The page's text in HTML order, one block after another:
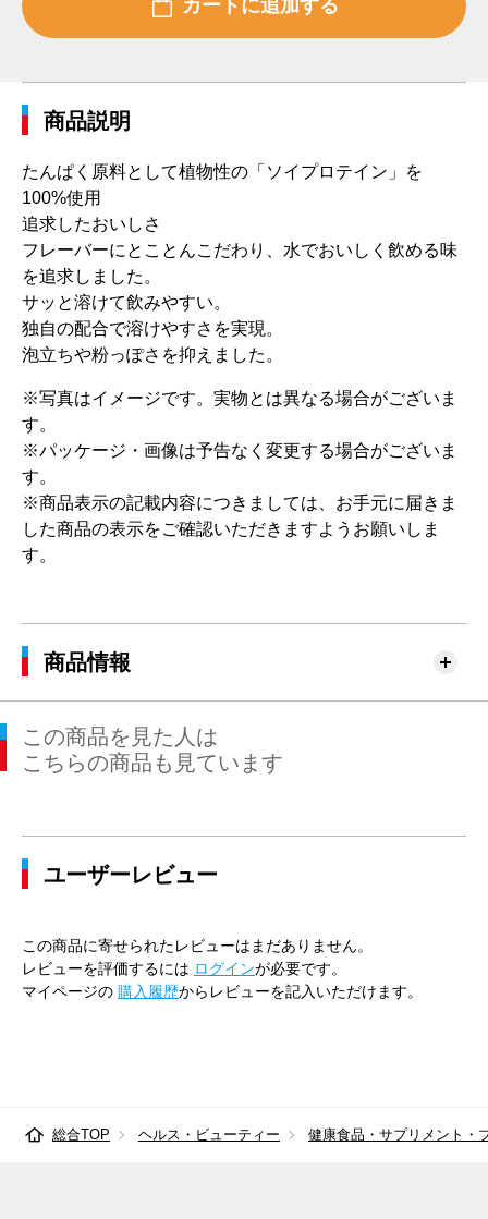
商品説明
たんぱく原料として植物性の「ソイプロテイン」を
100%使用
追求したおいしさ
フレーバーにとことんこだわり、水でおいしく飲める味
を追求しました。
サッと溶けて飲みやすい。
独自の配合で溶けやすさを実現。
泡立ちや粉っぽさを抑えました。
※写真はイメージです。実物とは異なる場合がございま
す。
※パッケージ・画像は予告なく変更する場合がございま
す。
※商品表示の記載内容につきましては、お手元に届きま
した商品の表示をご確認いただきますようお願いしま
す。
商品情報
この商品を見た人は
こちらの商品も見ています
ユーザーレビュー
この商品に寄せられたレビューはまだありません。
レビューを評価するには ログインが必要です。
マイページの 購入履歴からレビューを記入いただけます。
総合TOP ヘルス・ビューティー 健康食品・サプリメント・